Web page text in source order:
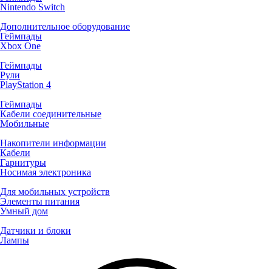
Nintendo Switch
Дополнительное оборудование
Геймпады
Xbox One
Геймпады
Рули
PlayStation 4
Геймпады
Кабели соединительные
Мобильные
Накопители информации
Кабели
Гарнитуры
Носимая электроника
Для мобильных устройств
Элементы питания
Умный дом
Датчики и блоки
Лампы